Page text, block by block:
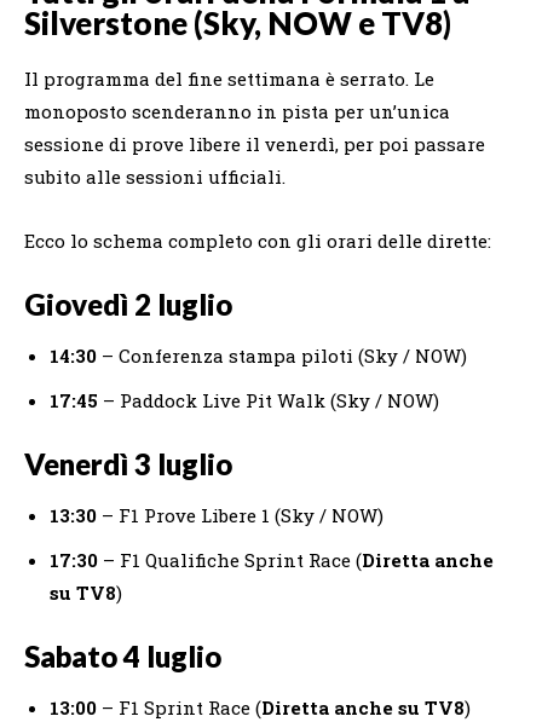
Silverstone (Sky, NOW e TV8)
Il programma del fine settimana è serrato. Le
monoposto scenderanno in pista per un’unica
sessione di prove libere il venerdì, per poi passare
subito alle sessioni ufficiali.
Ecco lo schema completo con gli orari delle dirette:
Giovedì 2 luglio
14:30 – Conferenza stampa piloti (Sky / NOW)
17:45 – Paddock Live Pit Walk (Sky / NOW)
Venerdì 3 luglio
13:30 – F1 Prove Libere 1 (Sky / NOW)
17:30 – F1 Qualifiche Sprint Race (Diretta anche
su TV8)
Sabato 4 luglio
13:00 – F1 Sprint Race (Diretta anche su TV8)